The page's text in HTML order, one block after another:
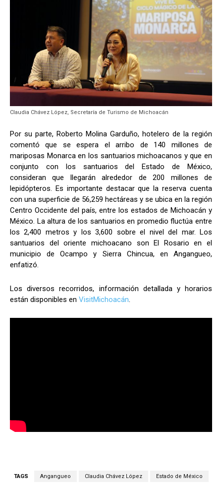
Claudia Chávez López, Secretaría de Turismo de Michoacán
Por su parte, Roberto Molina Garduño, hotelero de la región
comentó que se espera el arribo de 140 millones de
mariposas Monarca en los santuarios michoacanos y que en
conjunto con los santuarios del Estado de México,
consideran que llegarán alrededor de 200 millones de
lepidópteros. Es importante destacar que la reserva cuenta
con una superficie de 56,259 hectáreas y se ubica en la región
Centro Occidente del país, entre los estados de Michoacán y
México. La altura de los santuarios en promedio fluctúa entre
los 2,400 metros y los 3,600 sobre el nivel del mar. Los
santuarios del oriente michoacano son El Rosario en el
municipio de Ocampo y Sierra Chincua, en Angangueo,
enfatizó.
Los diversos recorridos, información detallada y horarios
están disponibles en VisitMichoacán.
TAGS Angangueo Claudia Chávez López Estado de México